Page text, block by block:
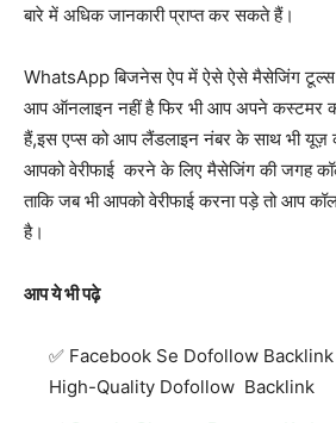
बारे में अधिक जानकारी प्राप्त कर सकते हैं।
WhatsApp बिजनेस ऐप में ऐसे ऐसे मैसेजिंग टूल्स
आप ऑनलाइन नहीं है फिर भी आप अपने
हैं,इस एप्स को आप लैंडलाइन नंबर के साथ भी यूज़
आपको वेरीफाई करने के लिए मैसेजिंग की जगह
ताकि जब भी आपको वेरीफाई करना पड़े तो आप
है।
आप ये भी पढ़े
Facebook Se Dofollow
High-Quality Dofollow Backlink